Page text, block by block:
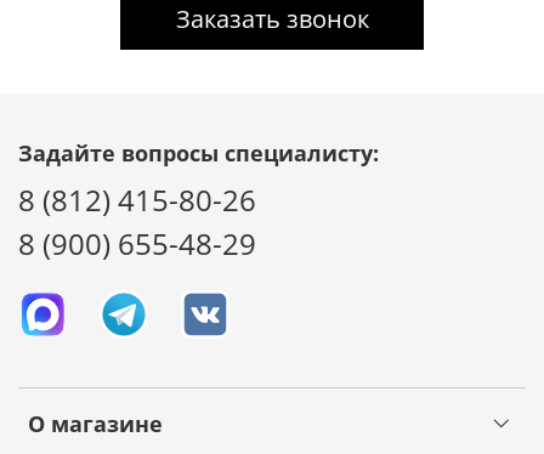
Заказать звонок
О магазине
Задайте вопросы специалисту:
8 (812) 415-80-26
8 (900) 655-48-29